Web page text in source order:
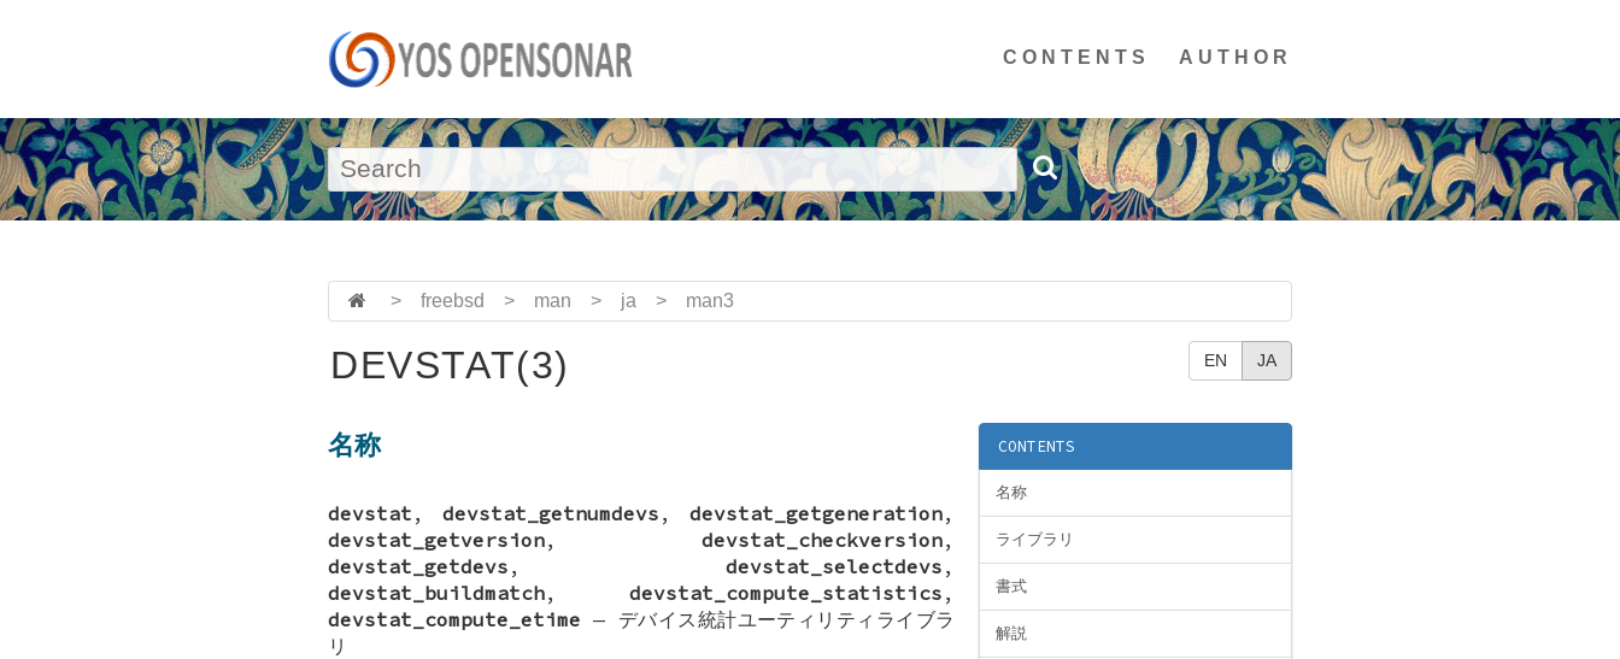
CONTENTS AUTHOR
> freebsd > man > ja > man3
EN JA
DEVSTAT(3)
CONTENTS
名称
ライブラリ
書式
解説
名称
devstat , devstat_getnumdevs , devstat_getgeneration,
devstat_getversion, devstat_checkversion,
devstat_getdevs , devstat_selectdevs ,
devstat_buildmatch, devstat_compute_statistics ,
devstat_compute_etime — デバイス統計ユーティリティライブラ
リ